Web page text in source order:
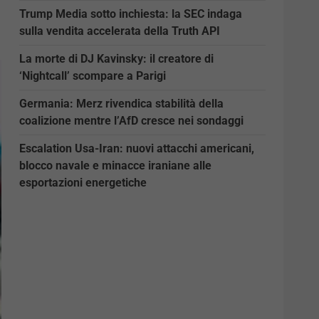
Trump Media sotto inchiesta: la SEC indaga
sulla vendita accelerata della Truth API
La morte di DJ Kavinsky: il creatore di
‘Nightcall’ scompare a Parigi
Germania: Merz rivendica stabilità della
coalizione mentre l’AfD cresce nei sondaggi
Escalation Usa-Iran: nuovi attacchi americani,
blocco navale e minacce iraniane alle
esportazioni energetiche